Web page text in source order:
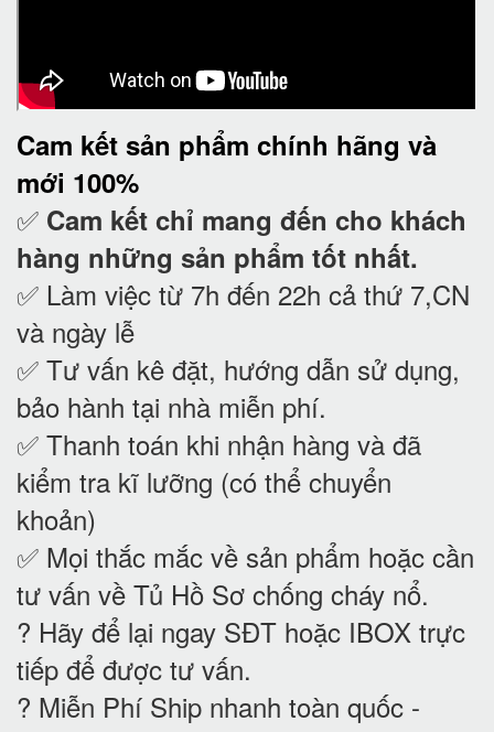
Cam kết sản phẩm chính hãng và
mới 100%
✅ Cam kết chỉ mang đến cho khách
hàng những sản phẩm tốt nhất.
✅ Làm việc từ 7h đến 22h cả thứ 7,CN
và ngày lễ
✅ Tư vấn kê đặt, hướng dẫn sử dụng,
bảo hành tại nhà miễn phí.
✅ Thanh toán khi nhận hàng và đã
kiểm tra kĩ lưỡng (có thể chuyển
khoản)
✅ Mọi thắc mắc về sản phẩm hoặc cần
tư vấn về Tủ Hồ Sơ chống cháy nổ.
? Hãy để lại ngay SĐT hoặc IBOX trực
tiếp để được tư vấn.
? Miễn Phí Ship nhanh toàn quốc -